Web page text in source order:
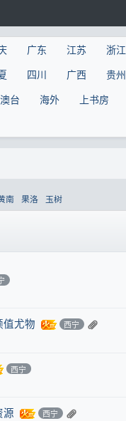
广东 江苏 浙江
四川 广西 贵州
台 海外 上书房
南 果洛 玉树
尤物 西宁
西宁
源 西宁